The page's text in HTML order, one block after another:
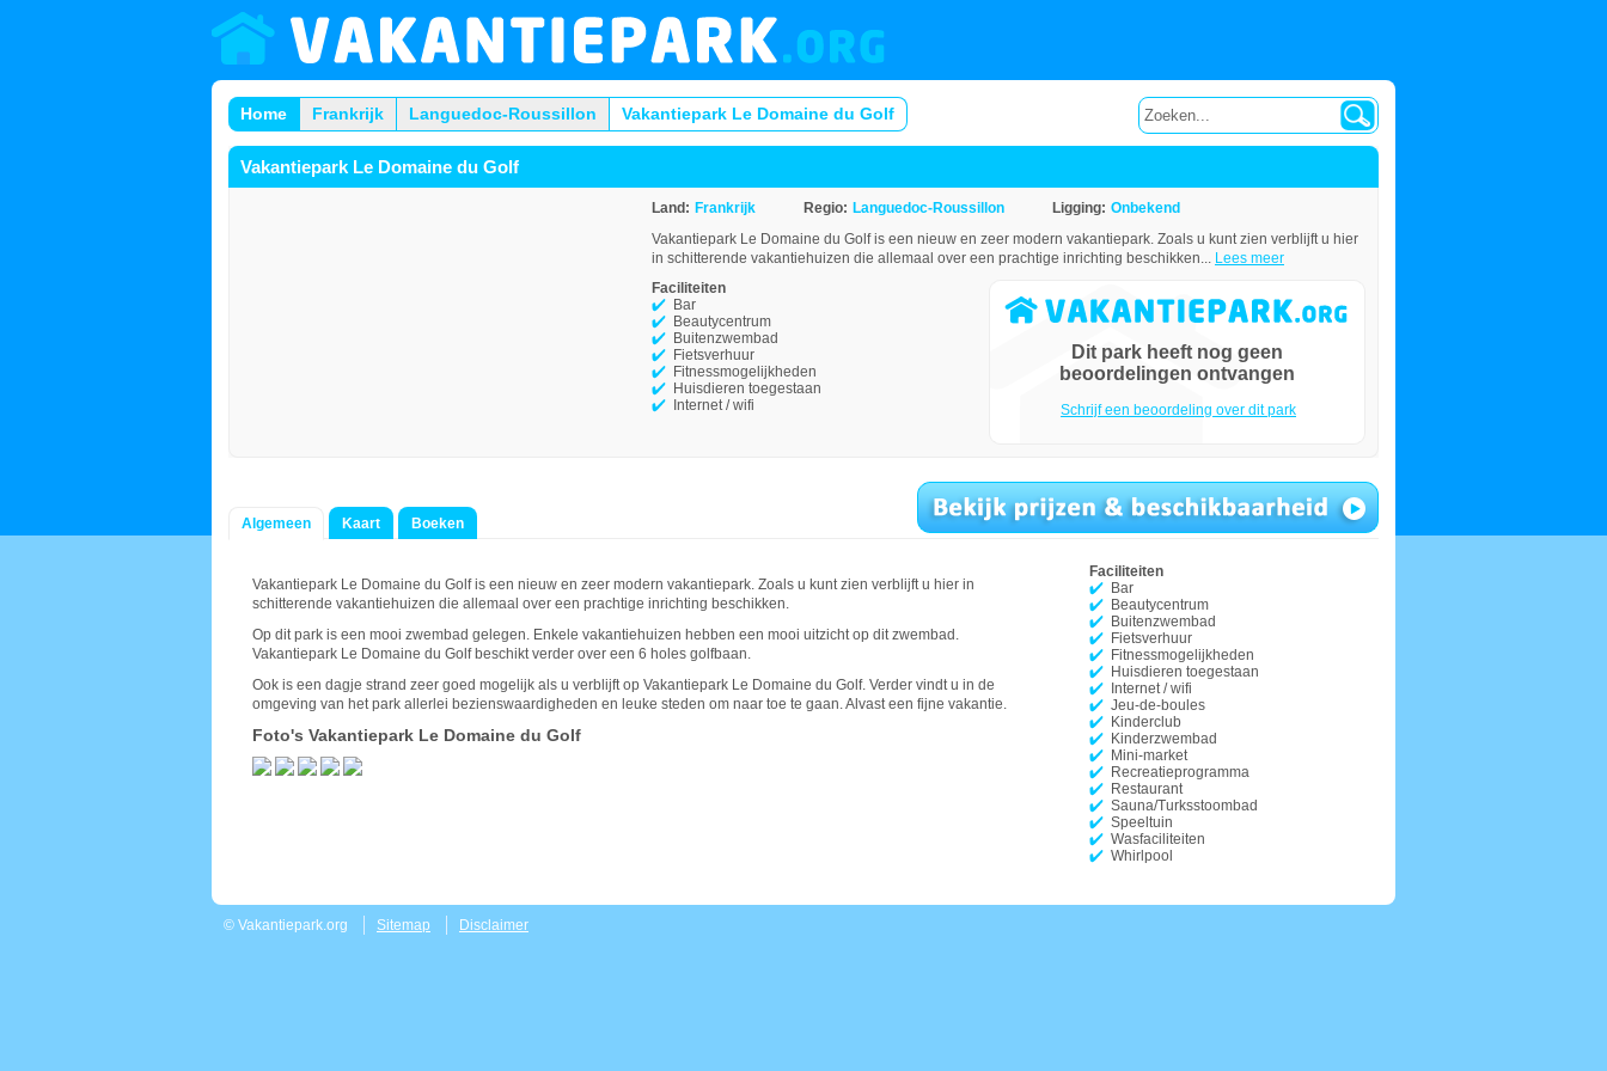
Home Frankrijk Languedoc-Roussillon Vakantiepark Le Domaine du Golf
Vakantiepark Le Domaine du Golf
Land: Frankrijk Regio: Languedoc-Roussillon Ligging: Onbekend
Vakantiepark Le Domaine du Golf is een nieuw en zeer modern vakantiepark. Zoals u kunt zien verblijft u hier
in schitterende vakantiehuizen die allemaal over een prachtige inrichting beschikken... Lees meer
Faciliteiten
Bar
Beautycentrum
Buitenzwembad
Fietsverhuur
Fitnessmogelijkheden
Huisdieren toegestaan
Internet / wifi
Dit park heeft nog geen
beoordelingen ontvangen
Schrijf een beoordeling over dit park
Algemeen Kaart Boeken
Vakantiepark Le Domaine du Golf is een nieuw en zeer modern vakantiepark. Zoals u kunt zien verblijft u hier in
schitterende vakantiehuizen die allemaal over een prachtige inrichting beschikken.
Op dit park is een mooi zwembad gelegen. Enkele vakantiehuizen hebben een mooi uitzicht op dit zwembad.
Vakantiepark Le Domaine du Golf beschikt verder over een 6 holes golfbaan.
Ook is een dagje strand zeer goed mogelijk als u verblijft op Vakantiepark Le Domaine du Golf. Verder vindt u in de
omgeving van het park allerlei bezienswaardigheden en leuke steden om naar toe te gaan. Alvast een fijne vakantie.
Foto's Vakantiepark Le Domaine du Golf
Faciliteiten
Bar
Beautycentrum
Buitenzwembad
Fietsverhuur
Fitnessmogelijkheden
Huisdieren toegestaan
Internet / wifi
Jeu-de-boules
Kinderclub
Kinderzwembad
Mini-market
Recreatieprogramma
Restaurant
Sauna/Turksstoombad
Speeltuin
Wasfaciliteiten
Whirlpool
© Vakantiepark.org Sitemap Disclaimer